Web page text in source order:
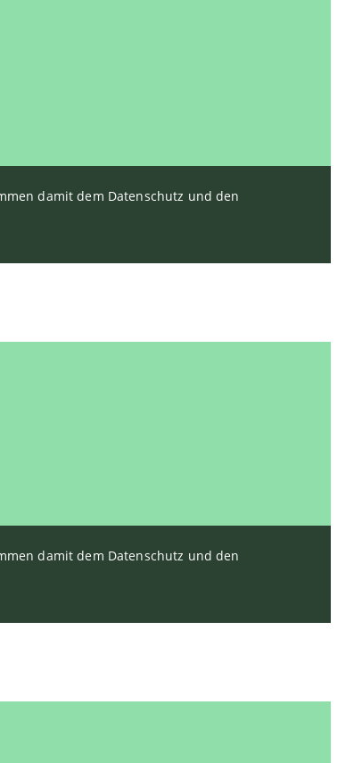
damit dem Datenschutz und den
damit dem Datenschutz und den